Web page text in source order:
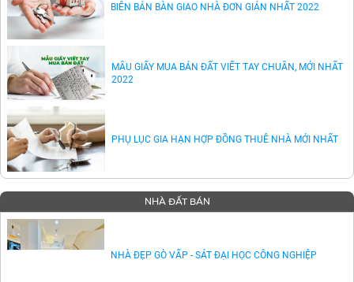
BIÊN BẢN BÀN GIAO NHÀ ĐƠN GIẢN NHẤT 2022
MẪU GIẤY MUA BÁN ĐẤT VIẾT TAY CHUẨN, MỚI NHẤT
2022
PHỤ LỤC GIA HẠN HỢP ĐỒNG THUÊ NHÀ MỚI NHẤT
NHÀ ĐẤT BÁN
NHÀ ĐẸP GÒ VẤP - SÁT ĐẠI HỌC CÔNG NGHIỆP